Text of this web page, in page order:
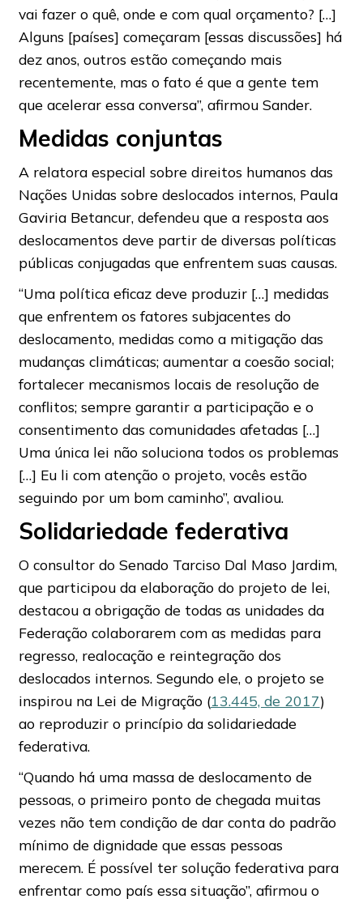
vai fazer o quê, onde e com qual orçamento? […]
Alguns [países] começaram [essas discussões] há
dez anos, outros estão começando mais
recentemente, mas o fato é que a gente tem
que acelerar essa conversa”, afirmou Sander.
Medidas conjuntas
A relatora especial sobre direitos humanos das
Nações Unidas sobre deslocados internos, Paula
Gaviria Betancur, defendeu que a resposta aos
deslocamentos deve partir de diversas políticas
públicas conjugadas que enfrentem suas causas.
“Uma política eficaz deve produzir […] medidas
que enfrentem os fatores subjacentes do
deslocamento, medidas como a mitigação das
mudanças climáticas; aumentar a coesão social;
fortalecer mecanismos locais de resolução de
conflitos; sempre garantir a participação e o
consentimento das comunidades afetadas […]
Uma única lei não soluciona todos os problemas
[…] Eu li com atenção o projeto, vocês estão
seguindo por um bom caminho”, avaliou.
Solidariedade federativa
O consultor do Senado Tarciso Dal Maso Jardim,
que participou da elaboração do projeto de lei,
destacou a obrigação de todas as unidades da
Federação colaborarem com as medidas para
regresso, realocação e reintegração dos
deslocados internos. Segundo ele, o projeto se
inspirou na Lei de Migração (13.445, de 2017)
ao reproduzir o princípio da solidariedade
federativa.
“Quando há uma massa de deslocamento de
pessoas, o primeiro ponto de chegada muitas
vezes não tem condição de dar conta do padrão
mínimo de dignidade que essas pessoas
merecem. É possível ter solução federativa para
enfrentar como país essa situação”, afirmou o